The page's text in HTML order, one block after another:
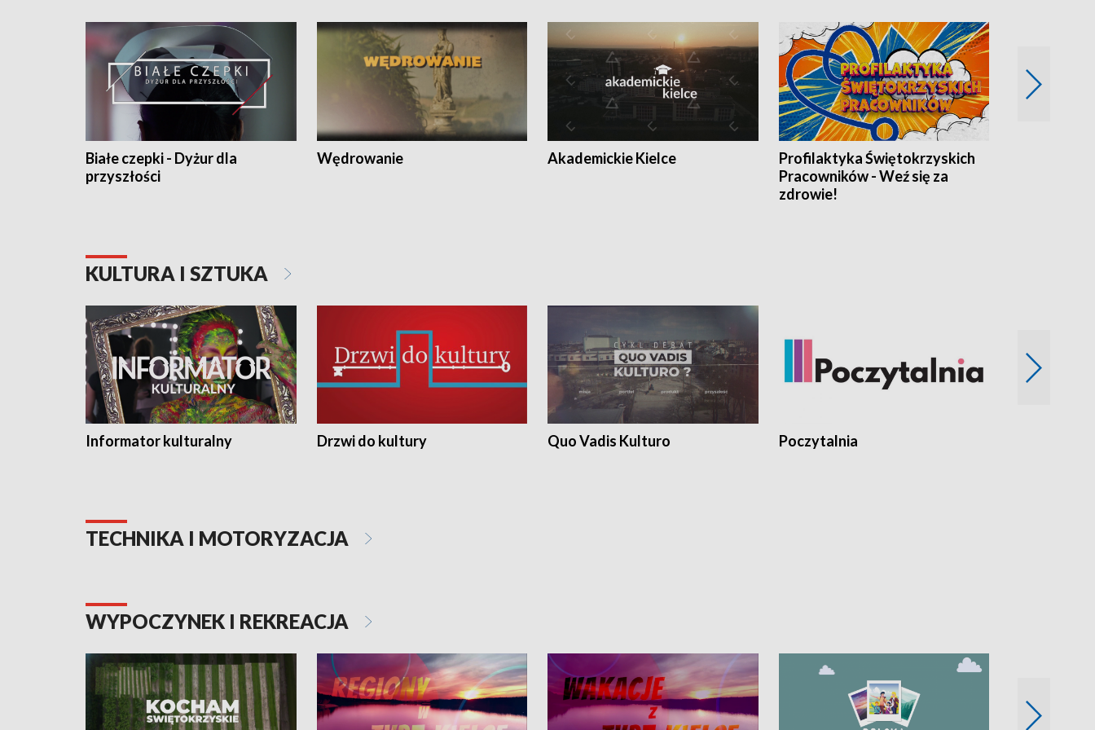
Białe czepki - Dyżur dla
przyszłości
Wędrowanie Akademickie Kielce
Profilaktyka Świętokrzyskich
Pracowników - Weź się za
zdrowie!
KULTURA I SZTUKA
Informator kulturalny Drzwi do kultury Quo Vadis Kulturo Poczytalnia
TECHNIKA I MOTORYZACJA
WYPOCZYNEK I REKREACJA